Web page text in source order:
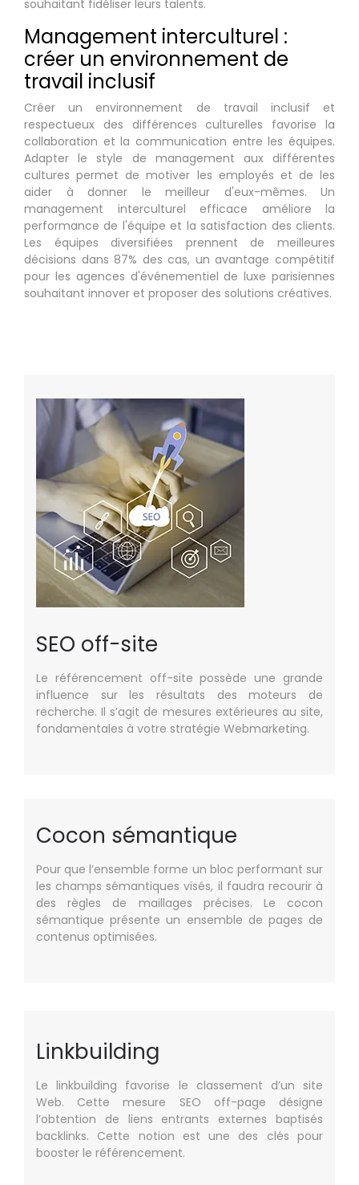
souhaitant fidéliser leurs talents.
Management interculturel :
créer un environnement de
travail inclusif
Créer un environnement de travail inclusif et
respectueux des différences culturelles favorise la
collaboration et la communication entre les équipes.
Adapter le style de management aux différentes
cultures permet de motiver les employés et de les
aider à donner le meilleur d'eux-mêmes. Un
management interculturel efficace améliore la
performance de l'équipe et la satisfaction des clients.
Les équipes diversifiées prennent de meilleures
décisions dans 87% des cas, un avantage compétitif
pour les agences d'événementiel de luxe parisiennes
souhaitant innover et proposer des solutions créatives.
SEO off-site
Le référencement off-site possède une grande
influence sur les résultats des moteurs de
recherche. Il s’agit de mesures extérieures au site,
fondamentales à votre stratégie Webmarketing.
Cocon sémantique
Pour que l’ensemble forme un bloc performant sur
les champs sémantiques visés, il faudra recourir à
des règles de maillages précises. Le cocon
sémantique présente un ensemble de pages de
contenus optimisées.
Linkbuilding
Le linkbuilding favorise le classement d’un site
Web. Cette mesure SEO off-page désigne
l’obtention de liens entrants externes baptisés
backlinks. Cette notion est une des clés pour
booster le référencement.